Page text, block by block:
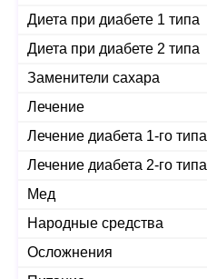
Диета при диабете 1 типа
Диета при диабете 2 типа
Заменители сахара
Лечение
Лечение диабета 1-го типа
Лечение диабета 2-го типа
Мед
Народные средства
Осложнения